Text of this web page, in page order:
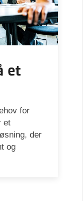
et
for
et
der
og